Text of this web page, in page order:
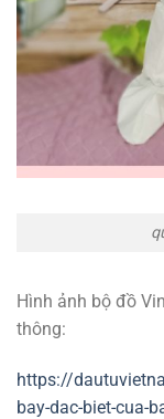
Hình ảnh bộ đồ
thông:
https://
bay-dac-biet-cua-